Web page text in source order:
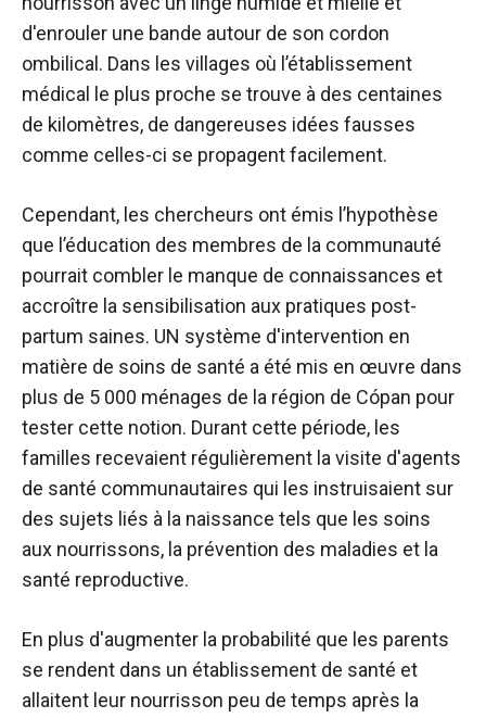
d'enrouler une bande autour de son cordon
ombilical. Dans les villages où l’établissement
médical le plus proche se trouve à des centaines
de kilomètres, de dangereuses idées fausses
comme celles-ci se propagent facilement.
Cependant, les chercheurs ont émis l’hypothèse
que l’éducation des membres de la communauté
pourrait combler le manque de connaissances et
accroître la sensibilisation aux pratiques post-
partum saines. UN système d'intervention en
matière de soins de santé a été mis en œuvre dans
plus de 5 000 ménages de la région de Cópan pour
tester cette notion. Durant cette période, les
familles recevaient régulièrement la visite d'agents
de santé communautaires qui les instruisaient sur
des sujets liés à la naissance tels que les soins
aux nourrissons, la prévention des maladies et la
santé reproductive.
En plus d'augmenter la probabilité que les parents
se rendent dans un établissement de santé et
allaitent leur nourrisson peu de temps après la